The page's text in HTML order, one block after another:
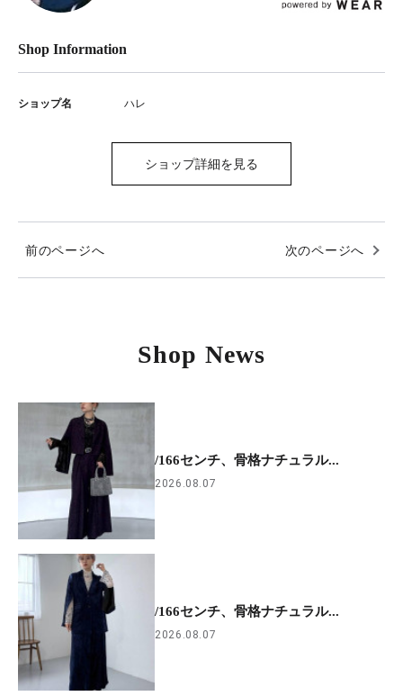
Shop Information
ショップ名 ハレ
ショップ詳細を見る
前のページへ 次のページへ
Shop News
/166センチ、骨格ナチュラル...
2026.08.07
/166センチ、骨格ナチュラル...
2026.08.07